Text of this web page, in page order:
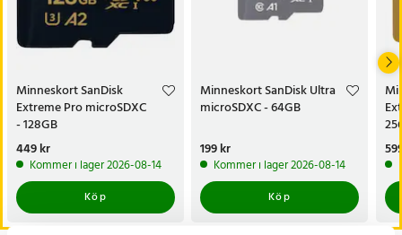
Minneskort SanDisk
Extreme Pro microSDXC
- 128GB
Pris:449 kr
449 kr
Kommer i lager 2026-08-14
Köp
Minneskort SanDisk Ultra
microSDXC - 64GB
Pris:199 kr
199 kr
Kommer i lager 2026-08-14
Köp